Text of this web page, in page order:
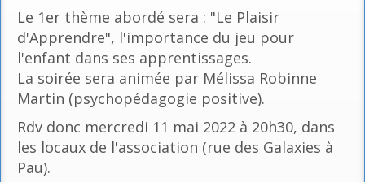
Le 1er thème abordé sera : "Le Plaisir
d'Apprendre", l'importance du jeu pour
l'enfant dans ses apprentissages.
La soirée sera animée par Mélissa Robinne
Martin (psychopédagogie positive).
Rdv donc mercredi 11 mai 2022 à 20h30, dans
les locaux de l'association (rue des Galaxies à
Pau).